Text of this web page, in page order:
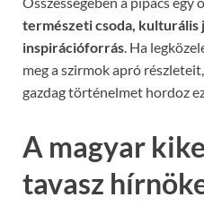
természeti csoda,
inspirációforrás . Ha
meg a szirmok apró
gazdag történelmet hordoz
A magyar
tavasz